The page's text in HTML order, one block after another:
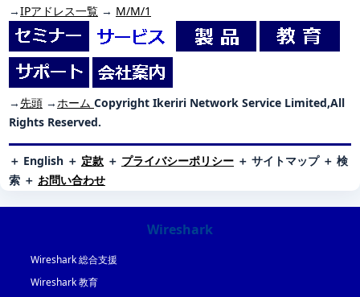
→IPアドレス一覧 → M/M/1
→先頭 →ホーム Copyright Ikeriri Network Service Limited,All
Rights Reserved.
＋ English ＋ 定款 ＋ プライバシーポリシー ＋ サイトマップ ＋ 検
索 ＋ お問い合わせ
Wireshark
Wireshark 総合支援
Wireshark 教育